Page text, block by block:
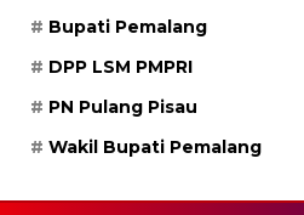
Bupati Pemalang
DPP LSM PMPRI
PN Pulang Pisau
Wakil Bupati Pemalang